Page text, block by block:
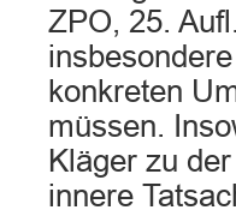
ZPO, 25.
konkreten
müssen.
Kläger zu
innere